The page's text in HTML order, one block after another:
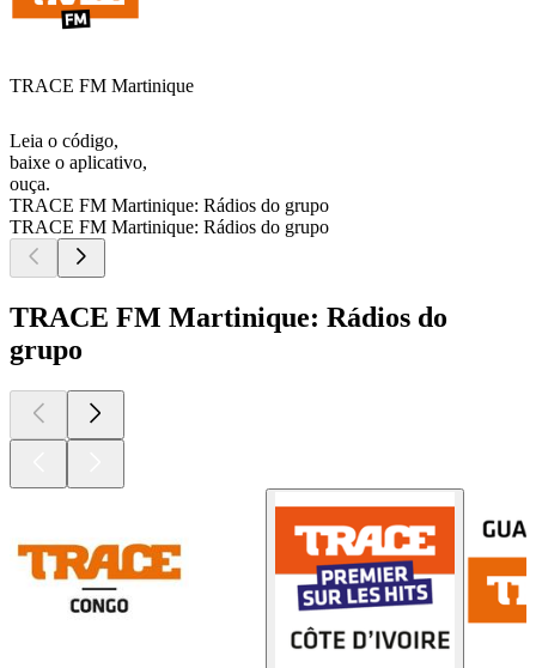
TRACE FM Martinique
Leia o código,
baixe o aplicativo,
ouça.
TRACE FM Martinique: Rádios do grupo
TRACE FM Martinique: Rádios do grupo
TRACE FM Martinique: Rádios do
grupo